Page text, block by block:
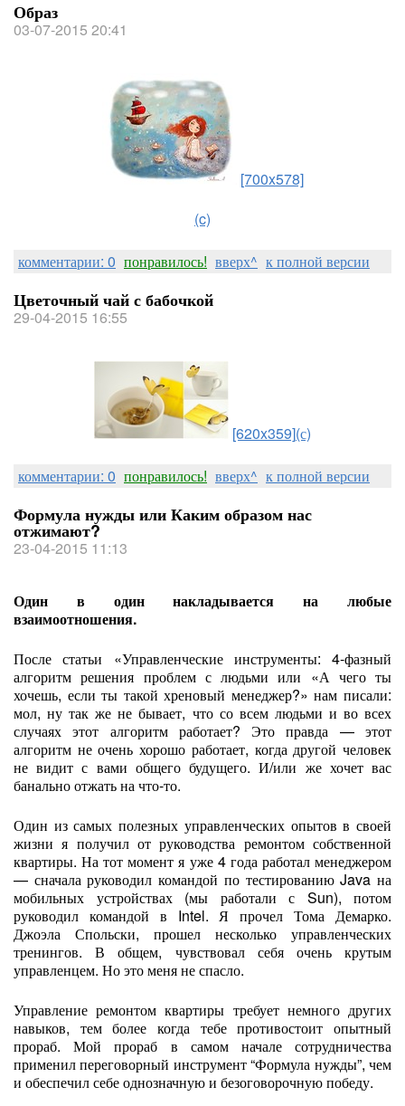
Образ
03-07-2015 20:41
[700x578]
(c)
комментарии: 0 понравилось! вверх^ к полной версии
Цветочный чай с бабочкой
29-04-2015 16:55
[620x359](с)
комментарии: 0 понравилось! вверх^ к полной версии
Формула нужды или Каким образом нас
отжимают?
23-04-2015 11:13
Один в один накладывается на любые
взаимоотношения.
После статьи «Управленческие инструменты: 4-фазный
алгоритм решения проблем с людьми или «А чего ты
хочешь, если ты такой хреновый менеджер?» нам писали:
мол, ну так же не бывает, что со всем людьми и во всех
случаях этот алгоритм работает? Это правда — этот
алгоритм не очень хорошо работает, когда другой человек
не видит с вами общего будущего. И/или же хочет вас
банально отжать на что-то.
Один из самых полезных управленческих опытов в своей
жизни я получил от руководства ремонтом собственной
квартиры. На тот момент я уже 4 года работал менеджером
— сначала руководил командой по тестированию Java на
мобильных устройствах (мы работали с Sun), потом
руководил командой в Intel. Я прочел Тома Демарко.
Джоэла Спольски, прошел несколько управленческих
тренингов. В общем, чувствовал себя очень крутым
управленцем. Но это меня не спасло.
Управление ремонтом квартиры требует немного других
навыков, тем более когда тебе противостоит опытный
прораб. Мой прораб в самом начале сотрудничества
применил переговорный инструмент “Формула нужды”, чем
и обеспечил себе однозначную и безоговорочную победу.